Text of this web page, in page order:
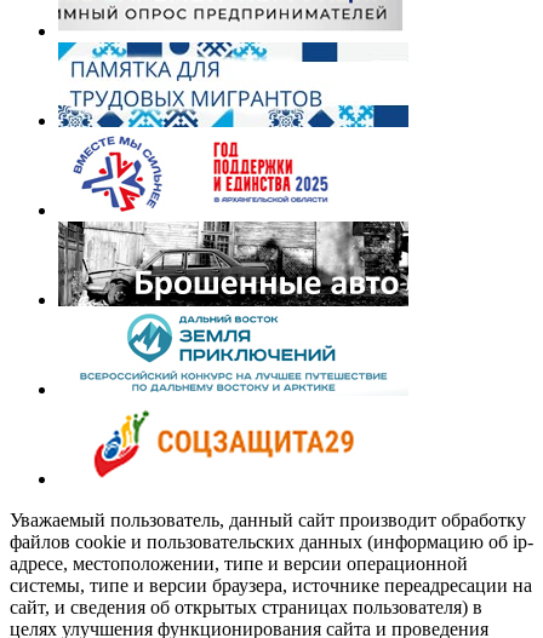
Уважаемый пользователь, данный сайт производит обработку
файлов cookie и пользовательских данных (информацию об ip-
адресе, местоположении, типе и версии операционной
системы, типе и версии браузера, источнике переадресации на
сайт, и сведения об открытых страницах пользователя) в
целях улучшения функционирования сайта и проведения